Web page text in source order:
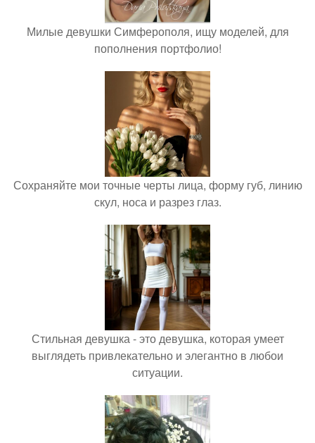
Милые девушки Симферополя, ищу моделей, для
пополнения портфолио!
Сохраняйте мои точные черты лица, форму губ, линию
скул, носа и разрез глаз.
Стильная девушка - это девушка, которая умеет
выглядеть привлекательно и элегантно в любои
ситуации.